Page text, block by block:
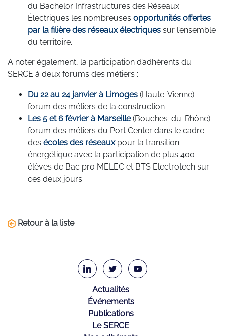
du Bachelor Infrastructures des Réseaux
Électriques les nombreuses opportunités offertes
par la filière des réseaux électriques sur l’ensemble
du territoire.
A noter également, la participation d’adhérents du
SERCE à deux forums des métiers :
Du 22 au 24 janvier à Limoges (Haute-Vienne) :
forum des métiers de la construction
Les 5 et 6 février à Marseille(Bouches-du-Rhône) :
forum des métiers du Port Center dans le cadre
des écoles des réseauxpour la transition
énergétique avec la participation de plus 400
élèves de Bac pro MELEC et BTS Electrotech sur
ces deux jours.
Retour à la liste
Actualités
Événements
Publications
Le SERCE